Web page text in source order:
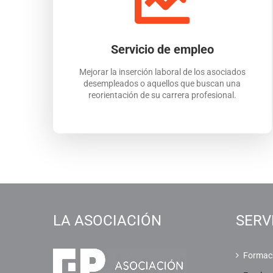
Servicio de empleo
Mejorar la inserción laboral de los asociados
desempleados o aquellos que buscan una
reorientación de su carrera profesional.
LA ASOCIACIÓN